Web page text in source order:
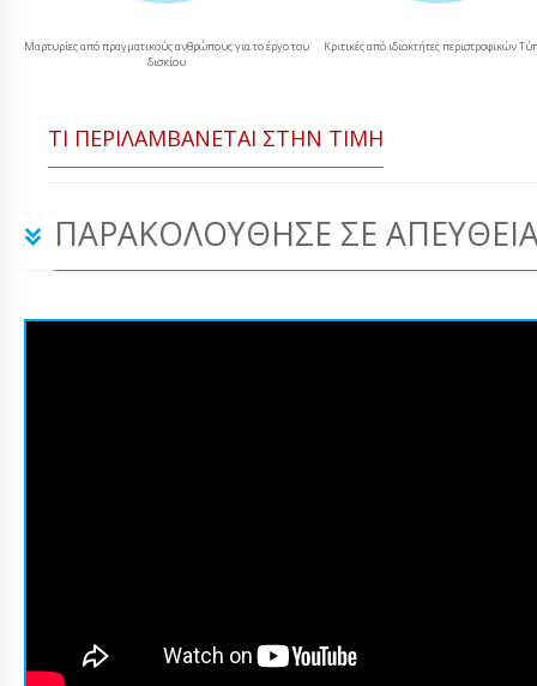
Μαρτυρίες από πραγματικούς ανθρώπους για το έργο του
δισκίου
Κριτικές από ιδιοκτήτες περιστροφικών
ΤΙ ΠΕΡΙΛΑΜΒΆΝΕΤΑΙ ΣΤΗΝ ΤΙΜΉ
ΠΑΡΑΚΟΛΟΎΘΗΣΕ ΣΕ